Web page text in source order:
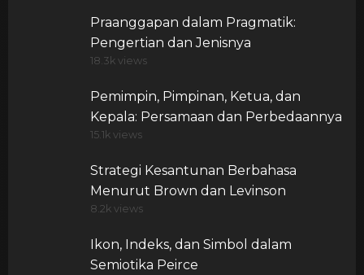
Praanggapan dalam Pragmatik:
Pengertian dan Jenisnya
18.3k views
Pemimpin, Pimpinan, Ketua, dan
Kepala: Persamaan dan Perbedaannya
15.1k views
Strategi Kesantunan Berbahasa
Menurut Brown dan Levinson
8.2k views
Ikon, Indeks, dan Simbol dalam
Semiotika Peirce